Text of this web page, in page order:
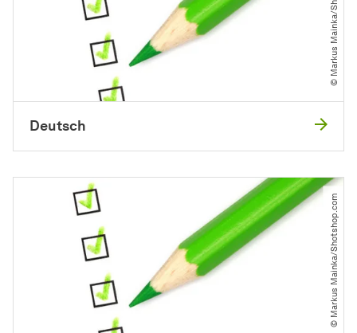
Deutsch
© Markus Mainka​/​Shotshop.com